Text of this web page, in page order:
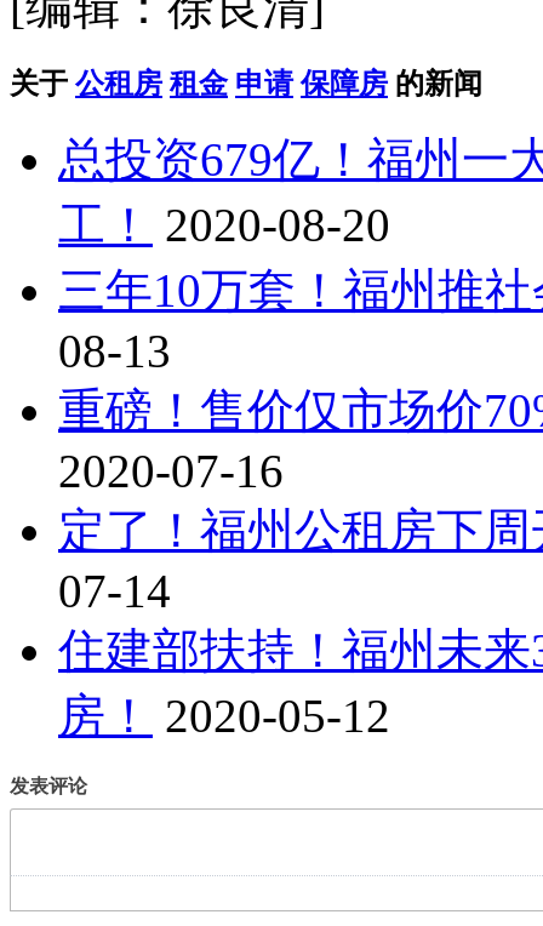
关于 公租房 租金 申请 保障房 的新闻
总投资679亿！福州一
工！
2020-08-20
三年10万套！福州推
08-13
重磅！售价仅市场价
2020-07-16
定了！福州公租房下
07-14
住建部扶持！福州未
房！
2020-05-12
发表评论